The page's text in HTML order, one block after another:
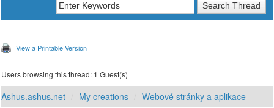
View a Printable Version
Users browsing this thread: 1 Guest(s)
Ashus.ashus.net My creations Webové stránky a aplikace